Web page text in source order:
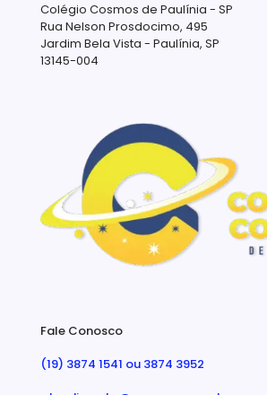
Colégio Cosmos de Paulínia - SP
Rua Nelson Prosdocimo, 495
Jardim Bela Vista - Paulínia, SP
13145-004
Fale Conosco
(19) 3874 1541 ou 3874 3952